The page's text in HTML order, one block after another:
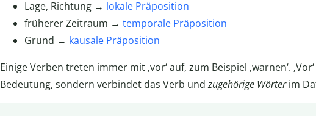
Lage, Richtung → lokale Präposition
früherer Zeitraum → temporale Präposition
Grund → kausale Präposition
Einige Verben treten immer mit ‚vor‘ auf, zum Beispiel ‚warnen‘.
Bedeutung, sondern verbindet das Verb undzugehörige Wörterim